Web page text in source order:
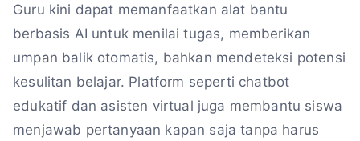
Guru kini dapat memanfaatkan alat bantu
berbasis AI untuk menilai tugas, memberikan
umpan balik otomatis, bahkan mendeteksi potensi
kesulitan belajar. Platform seperti chatbot
edukatif dan asisten virtual juga membantu siswa
menjawab pertanyaan kapan saja tanpa harus